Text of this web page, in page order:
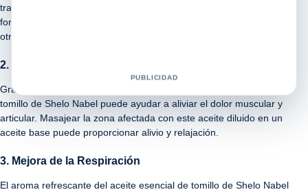
tratamiento de infecciones bacterianas y fúngicas. Aplicado de
forma tópica, puede ayudar a combatir el acné, la dermatitis y
otras afecciones de la piel.
2. Alivio del Dolor
Gracias a sus propiedades antiinflamatorias, el aceite esencial de
tomillo de Shelo Nabel puede ayudar a aliviar el dolor muscular y
articular. Masajear la zona afectada con este aceite diluido en un
aceite base puede proporcionar alivio y relajación.
3. Mejora de la Respiración
El aroma refrescante del aceite esencial de tomillo de Shelo Nabel
PUBLICIDAD